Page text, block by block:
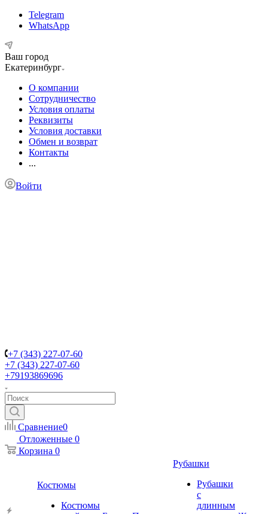
Telegram
WhatsApp
Ваш город
Екатеринбург
О компании
Сотрудничество
Условия оплаты
Реквизиты
Условия доставки
Обмен и возврат
Контакты
...
Войти
+7 (343) 227-07-60
+7 (343) 227-07-60
+79193869696
Сравнение0
Отложенные 0
Корзина 0
Костюмы
Костюмы
Рубашки
Рубашки
с
длинным